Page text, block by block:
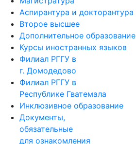
Аспирантура и докторантура
Второе высшее
Дополнительное образование
Курсы иностранных языков
Филиал РГГУ в
г. Домодедово
Филиал РГГУ в
Республике Гватемала
Инклюзивное образование
Документы,
обязательные
для ознакомления